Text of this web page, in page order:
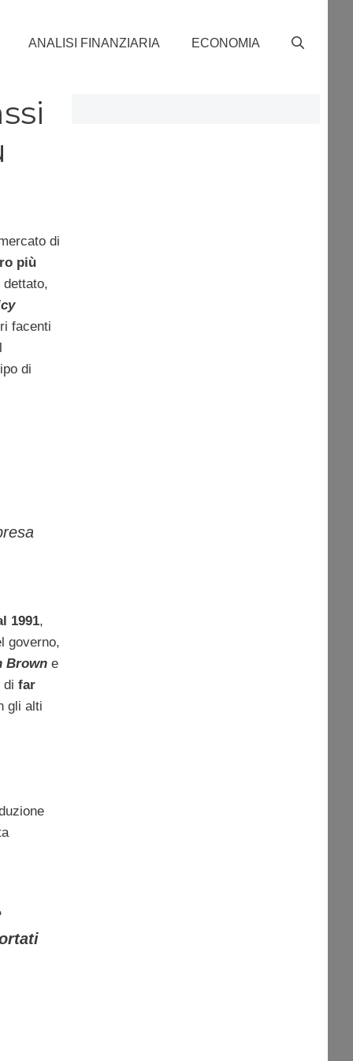
ANALISI FINANZIARIA ECONOMIA
di
più
facenti
di
1991,
governo,
Brown e
di far
gli alti